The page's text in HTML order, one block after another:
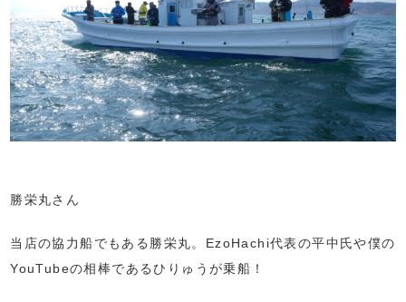
勝栄丸さん
当店の協力船でもある勝栄丸。EzoHachi代表の平中氏や僕の
YouTubeの相棒であるひりゅうが乗船！